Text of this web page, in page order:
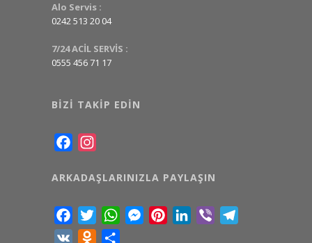
Alo Servis :
0242 513 20 04
7/24 ACİL SERVİS :
0555 456 71 17
BIZI TAKIP EDIN
Facebook
ARKADAŞLARINIZLA PAYLAŞIN
FacebookTwitterWhatsAppMessenger
PinterestLinkedIn
Viber
VK
Odnoklassniki